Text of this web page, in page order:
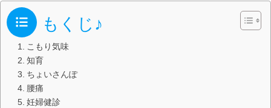
もくじ♪
こもり気味
知育
ちょいさんぽ
腰痛
妊婦健診